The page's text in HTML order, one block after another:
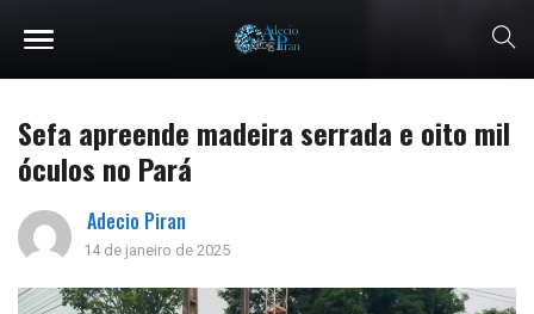
Sefa apreende madeira serrada e oito mil
óculos no Pará
Adecio Piran
14 de janeiro de 2025